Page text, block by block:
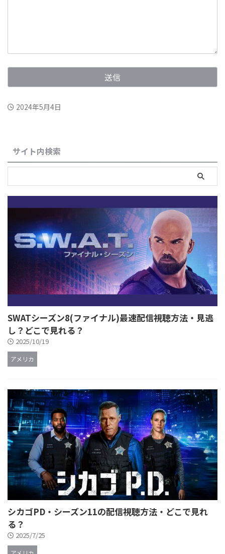
2024年5月4日
サイト内検索
SWATシーズン8(ファイナル)最速配信視聴方法・見逃
し？どこで見れる？
2025/10/19
アメリカ
シカゴPD・シーズン11の配信視聴方法・どこで見れ
る？
2025/7/25